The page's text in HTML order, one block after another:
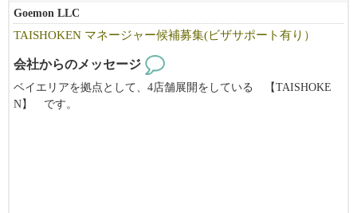
Goemon LLC
TAISHOKEN マネージャー候補募集(ビザサポート有り）
会社からのメッセージ
ベイエリアを拠点として、4店舗展開をしている 【TAISHOKE
N】 です。